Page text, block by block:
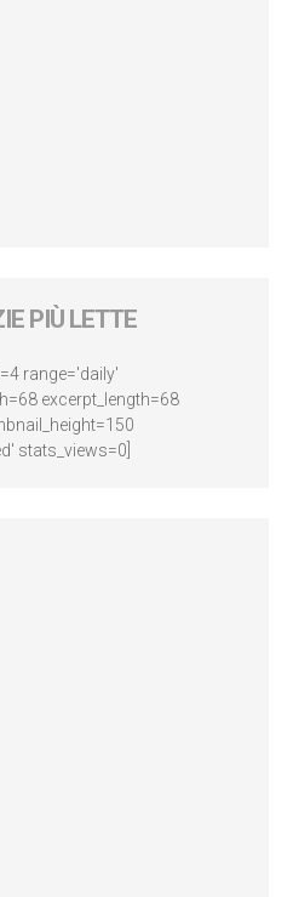
PIÙ LETTE
range='daily'
excerpt_length=68
stats_views=0]